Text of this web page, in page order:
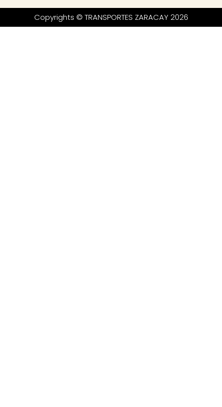
Copyrights © TRANSPORTES ZARACAY 2026